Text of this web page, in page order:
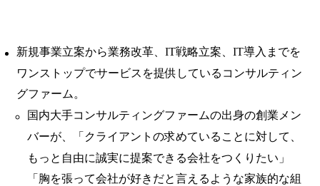
新規事業立案から業務改革、IT戦略立案、IT導入までを
ワンストップでサービスを提供しているコンサルティン
グファーム。
国内大手コンサルティングファームの出身の創業メン
バーが、「クライアントの求めていることに対して、
もっと自由に誠実に提案できる会社をつくりたい」
「胸を張って会社が好きだと言えるような家族的な組